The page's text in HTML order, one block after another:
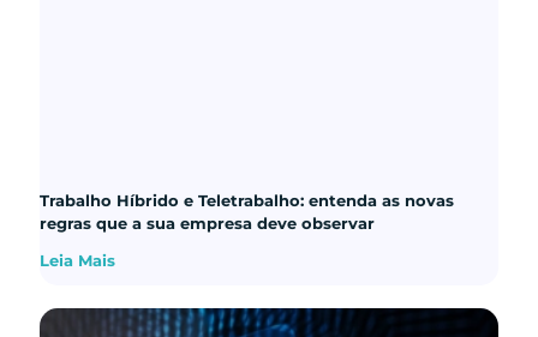
Trabalho Híbrido e Teletrabalho: entenda as novas
regras que a sua empresa deve observar
Leia Mais